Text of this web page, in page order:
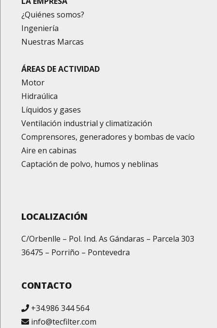
¿Quiénes somos?
Ingeniería
Nuestras Marcas
ÁREAS DE ACTIVIDAD
Motor
Hidraúlica
Líquidos y gases
Ventilación industrial y climatización
Comprensores, generadores y bombas de vacío
Aire en cabinas
Captación de polvo, humos y neblinas
LOCALIZACIÓN
C/Orbenlle – Pol. Ind. As Gándaras – Parcela 303
36475 – Porriño – Pontevedra
CONTACTO
+34.986 344 564
info@tecfilter.com